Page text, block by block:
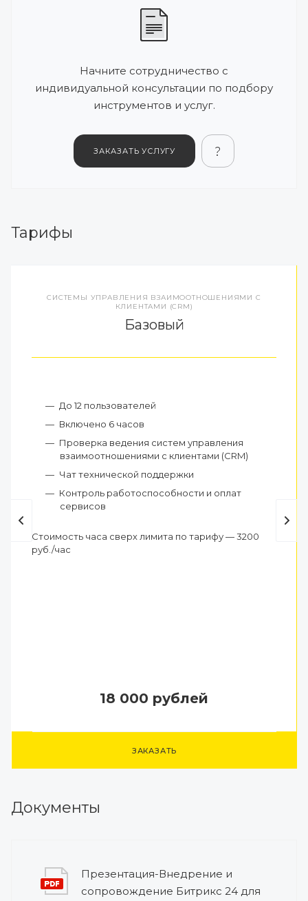
Начните сотрудничество с
индивидуальной консультации по подбору
инструментов и услуг.
ЗАКАЗАТЬ УСЛУГУ
Тарифы
СИСТЕМЫ УПРАВЛЕНИЯ ВЗАИМООТНОШЕНИЯМИ С
КЛИЕНТАМИ (CRM)
Базовый
До 12 пользователей
Включено 6 часов
Проверка ведения систем управления
взаимоотношениями с клиентами (CRM)
Чат технической поддержки
Контроль работоспособности и оплат
сервисов
Стоимость часа сверх лимита по тарифу — 3200
руб./час
18 000 рублей
ЗАКАЗАТЬ
Документы
Презентация-Внедрение и
сопровождение Битрикс 24 для